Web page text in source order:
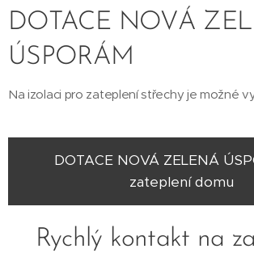
DOTACE NOVÁ
ÚSPORÁM
Na izolaci pro zateplení střechy je možné
DOTACE NOVÁ ZELENÁ
zateplení domu
Rychlý kontakt na